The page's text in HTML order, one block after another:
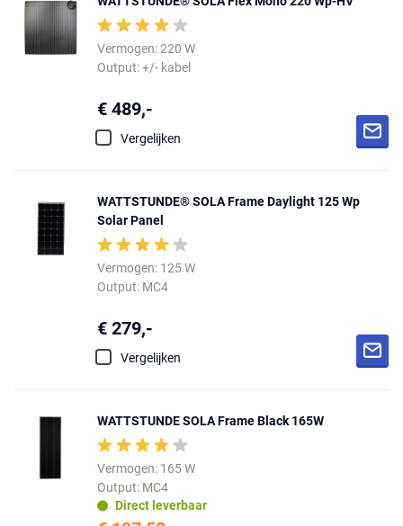
Vermogen: 220 W
Output: +/- kabel
€ 489,-
Vergelijken
WATTSTUNDE® SOLA Frame Daylight 125 Wp
Solar Panel
Vermogen: 125 W
Output: MC4
€ 279,-
Vergelijken
WATTSTUNDE SOLA Frame Black 165W
Vermogen: 165 W
Output: MC4
Direct leverbaar